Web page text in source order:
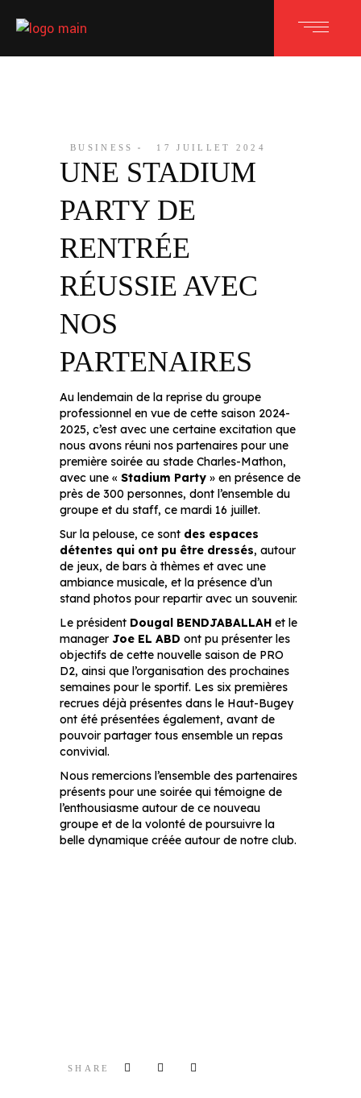
BUSINESS 17 JUILLET 2024
UNE STADIUM
PARTY DE
RENTRÉE
RÉUSSIE AVEC
NOS
PARTENAIRES
Au lendemain de la reprise du groupe
professionnel en vue de cette saison 2024-
2025, c’est avec une certaine excitation que
nous avons réuni nos partenaires pour une
première soirée au stade Charles-Mathon,
avec une « Stadium Party » en présence de
près de 300 personnes, dont l’ensemble du
groupe et du staff, ce mardi 16 juillet.
Sur la pelouse, ce sont des espaces
détentes qui ont pu être dressés, autour
de jeux, de bars à thèmes et avec une
ambiance musicale, et la présence d’un
stand photos pour repartir avec un souvenir.
Le président Dougal BENDJABALLAH et le
manager Joe EL ABD ont pu présenter les
objectifs de cette nouvelle saison de PRO
D2, ainsi que l’organisation des prochaines
semaines pour le sportif. Les six premières
recrues déjà présentes dans le Haut-Bugey
ont été présentées également, avant de
pouvoir partager tous ensemble un repas
convivial.
Nous remercions l’ensemble des partenaires
présents pour une soirée qui témoigne de
l’enthousiasme autour de ce nouveau
groupe et de la volonté de poursuivre la
belle dynamique créée autour de notre club.
SHARE